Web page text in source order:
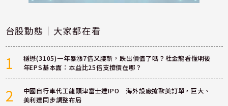
台股動態｜大家都在看
1
穩懋(3105)一年暴漲7倍又腰斬，跌出價值了嗎？杜金龍看懂明後
年EPS基本面：本益比25倍支撐價在哪？
2
中國自行車代工龍頭津富士達IPO 海外設廠搶歐美訂單，巨大、
美利達同步調整布局